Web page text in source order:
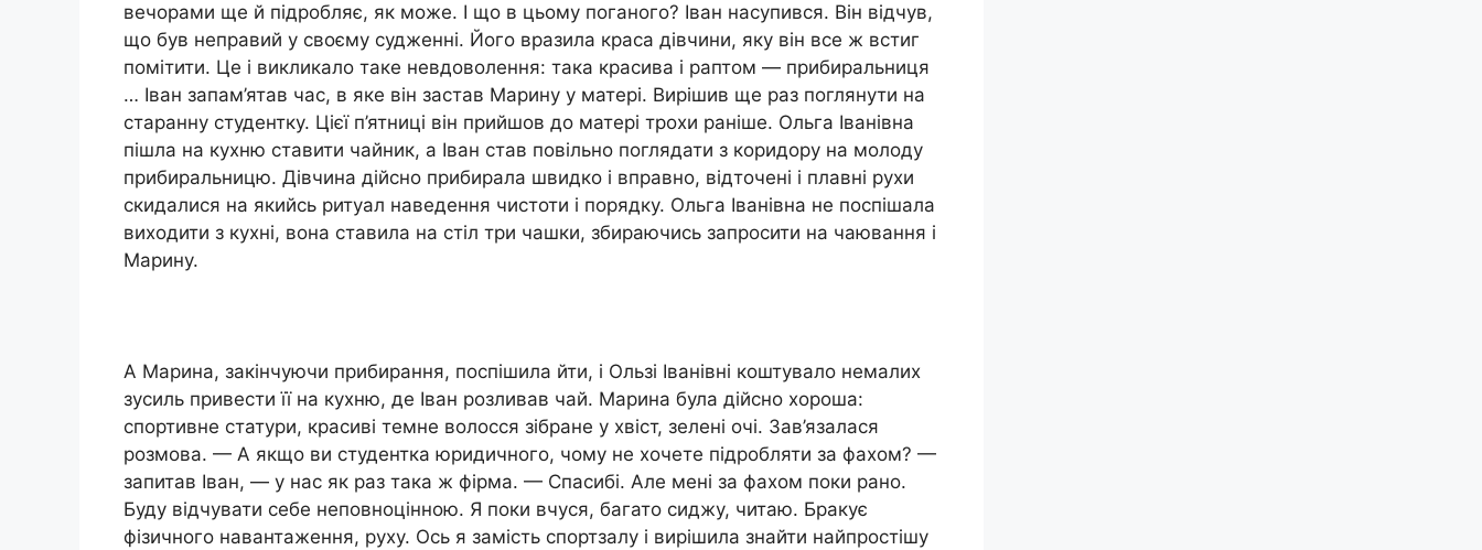
вечорами ще й підробляє, як може. І що в цьому поганого? Іван насупився. Він відчув,
що був неправий у своєму судженні. Його вразила краса дівчини, яку він все ж встиг
помітити. Це і викликало таке невдоволення: така красива і раптом — прибиральниця
… Іван запам’ятав час, в яке він застав Марину у матері. Вирішив ще раз поглянути на
старанну студентку. Цієї п’ятниці він прийшов до матері трохи раніше. Ольга Іванівна
пішла на кухню ставити чайник, а Іван став повільно поглядати з коридору на молоду
прибиральницю. Дівчина дійсно прибирала швидко і вправно, відточені і плавні рухи
скидалися на якийсь ритуал наведення чистоти і порядку. Ольга Іванівна не поспішала
виходити з кухні, вона ставила на стіл три чашки, збираючись запросити на чаювання і
Марину.
А Марина, закінчуючи прибирання, поспішила йти, і Ользі Іванівні коштувало немалих
зусиль привести її на кухню, де Іван розливав чай. Марина була дійсно хороша:
спортивне статури, красиві темне волосся зібране у хвіст, зелені очі. Зав’язалася
розмова. — А якщо ви студентка юридичного, чому не хочете підробляти за фахом? —
запитав Іван, — у нас як раз така ж фірма. — Спасибі. Але мені за фахом поки рано.
Буду відчувати себе неповноцінною. Я поки вчуся, багато сиджу, читаю. Бракує
фізичного навантаження, руху. Ось я замість спортзалу і вирішила знайти найпростішу